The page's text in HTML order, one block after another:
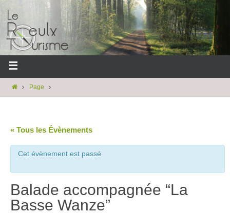
Page
« Tous les Évènements
Cet évènement est passé
Balade accompagnée “La
Basse Wanze”